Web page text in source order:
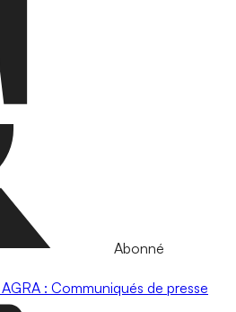
Abonné
AGRA : Communiqués de presse